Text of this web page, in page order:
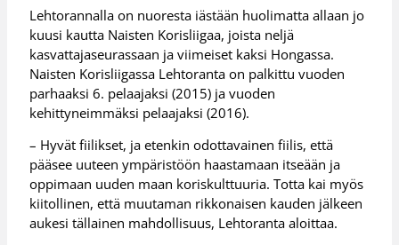
Lehtorannalla on nuoresta iästään huolimatta allaan jo
kuusi kautta Naisten Korisliigaa, joista neljä
kasvattajaseurassaan ja viimeiset kaksi Hongassa.
Naisten Korisliigassa Lehtoranta on palkittu vuoden
parhaaksi 6. pelaajaksi (2015) ja vuoden
kehittyneimmäksi pelaajaksi (2016).
– Hyvät fiilikset, ja etenkin odottavainen fiilis, että
pääsee uuteen ympäristöön haastamaan itseään ja
oppimaan uuden maan koriskulttuuria. Totta kai myös
kiitollinen, että muutaman rikkonaisen kauden jälkeen
aukesi tällainen mahdollisuus, Lehtoranta aloittaa.